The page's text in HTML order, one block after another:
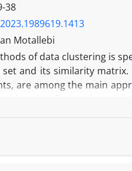
38
Motallebi
of data clustering is
and its similarity
are among the main
discussions